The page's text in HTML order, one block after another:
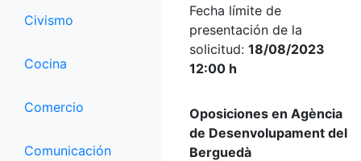
Civismo
Cocina
Comercio
Comunicación
Fecha límite de
presentación de la
solicitud: 18/08/2023
12:00 h
Oposiciones en Agència
de Desenvolupament del
Berguedà